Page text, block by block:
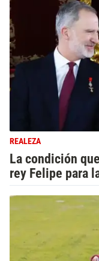
REALEZA
La condición
rey Felipe para